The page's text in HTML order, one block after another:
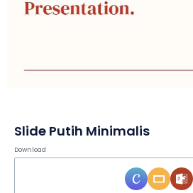
Slide Putih Minimalis
Download